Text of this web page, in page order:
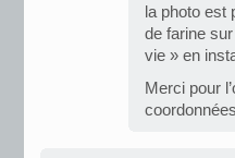
la photo est
de farine
vie » en
Merci pour
coordonnées